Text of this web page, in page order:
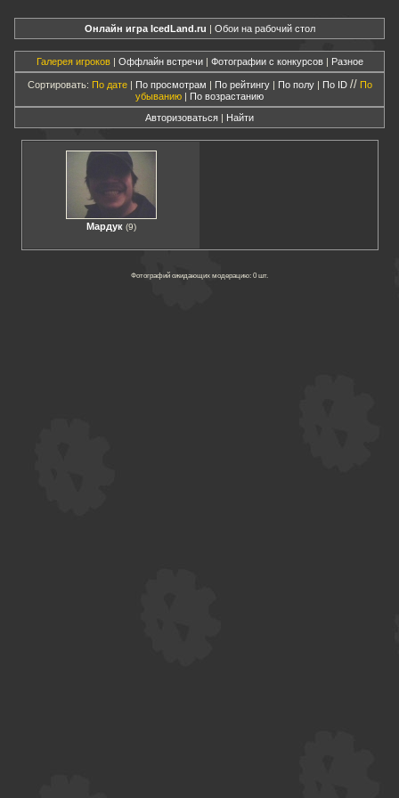
Онлайн игра IcedLand.ru | Обои на рабочий стол
Галерея игроков| Оффлайн встречи| Фотографии с конкурсов| Разное
Сортировать: По дате| По просмотрам | По рейтингу| По полу| По ID // По
убыванию | По возрастанию
Авторизоваться | Найти
Мардук (9)
Фотографий ожидающих модерацию: 0 шт.